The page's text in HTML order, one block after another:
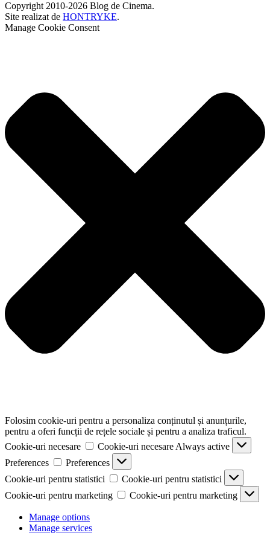
Copyright 2010-2026 Blog de Cinema.
Site realizat de HONTRYKE.
Manage Cookie Consent
Folosim cookie-uri pentru a personaliza conținutul și anunțurile,
pentru a oferi funcții de rețele sociale și pentru a analiza traficul.
Cookie-uri necesare
Cookie-uri necesare Always active
Preferences
Preferences
Cookie-uri pentru statistici
Cookie-uri pentru statistici
Cookie-uri pentru marketing
Cookie-uri pentru marketing
Manage options
Manage services